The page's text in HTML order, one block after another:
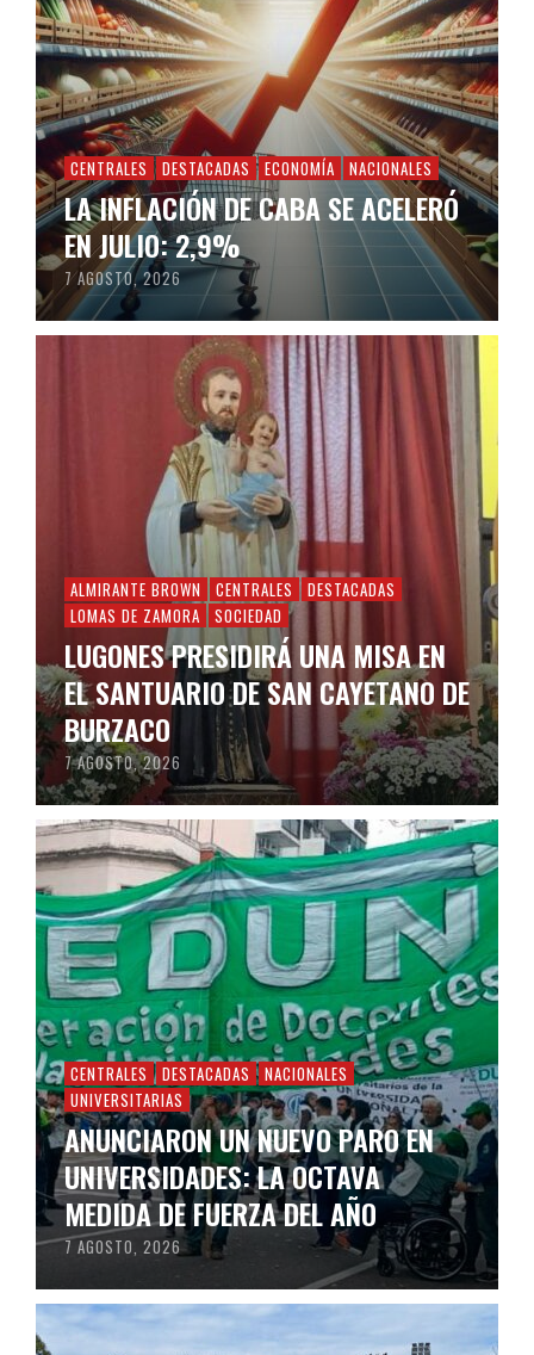
CENTRALES DESTACADAS ECONOMÍA NACIONALES
LA INFLACIÓN DE CABA SE ACELERÓ
EN JULIO: 2,9%
7 AGOSTO, 2026
ALMIRANTE BROWN CENTRALES
DESTACADAS
LOMAS DE ZAMORA
SOCIEDAD
LUGONES PRESIDIRÁ UNA MISA EN
EL SANTUARIO DE SAN CAYETANO DE
BURZACO
7 AGOSTO, 2026
CENTRALES DESTACADAS
NACIONALES
UNIVERSITARIAS
ANUNCIARON UN NUEVO PARO EN
UNIVERSIDADES: LA OCTAVA
MEDIDA DE FUERZA DEL AÑO
7 AGOSTO, 2026